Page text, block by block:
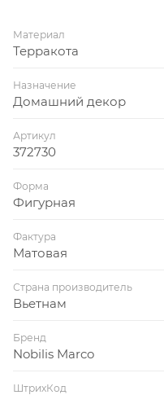
Материал
Терракота
Назначение
Домашний декор
Артикул
372730
Форма
Фигурная
Фактура
Матовая
Страна производитель
Вьетнам
Бренд
Nobilis Marco
ШтрихКод